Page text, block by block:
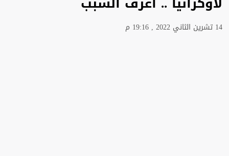
14 تشرين الثاني 2022 , 19:16 م